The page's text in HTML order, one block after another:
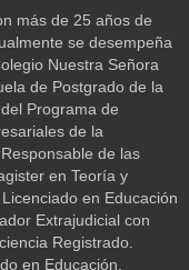
más de 25 años de
se desempeña
Nuestra Señora
de Postgrado de la
Programa de
de la
de las
en Teoría y
en Educación
Extrajudicial con
Registrado.
en Educación.